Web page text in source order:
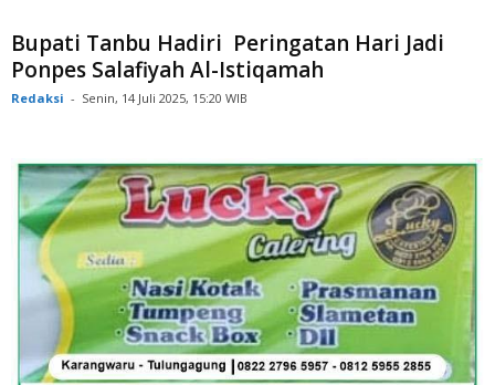
Bupati Tanbu Hadiri Peringatan Hari Jadi
Ponpes Salafiyah Al-Istiqamah
Redaksi - Senin, 14 Juli 2025, 15:20 WIB